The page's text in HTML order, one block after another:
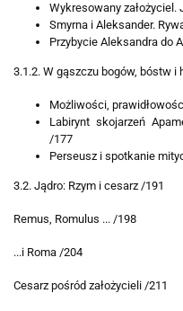
Wykresowany założyciel.
Smyrna i Aleksander.
Przybycie Aleksandra do
3.1.2. W gąszczu bogów, bóstw i
Możliwości,
Labirynt skojarzeń
/177
Perseusz i spotkanie
3.2. Jądro: Rzym i cesarz /191
Remus, Romulus ... /198
...i Roma /204
Cesarz pośród założycieli /211